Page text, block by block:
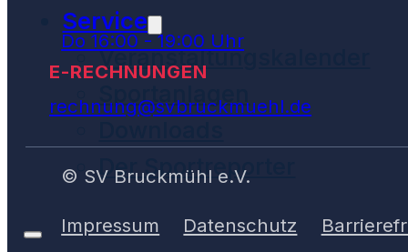
Service
Veranstaltungskalender
Sportanlagen
Der Sportreporter
Do 16:00 - 19:00 Uhr
E-RECHNUNGEN
rechnung@svbruckmuehl.de
© SV Bruckmühl e.V.
Impressum Datenschutz